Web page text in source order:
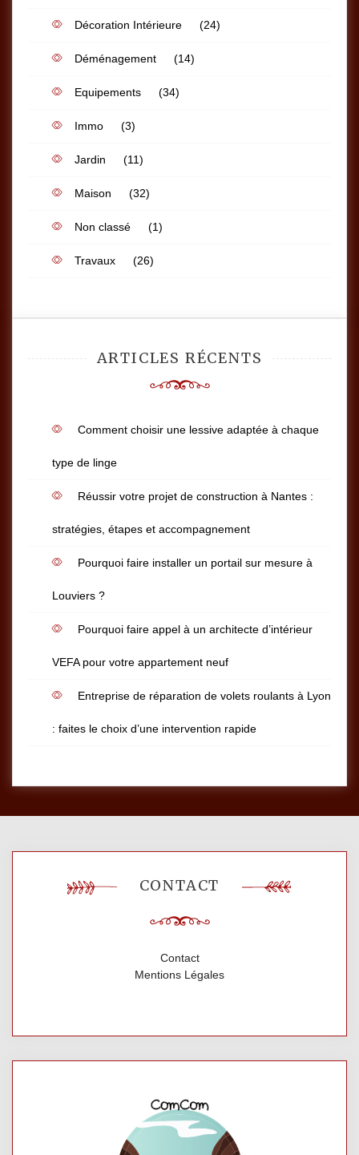
Décoration Intérieure (24)
Déménagement (14)
Equipements (34)
Immo (3)
Jardin (11)
Maison (32)
Non classé (1)
Travaux (26)
ARTICLES RÉCENTS
Comment choisir une lessive adaptée à chaque
type de linge
Réussir votre projet de construction à Nantes :
stratégies, étapes et accompagnement
Pourquoi faire installer un portail sur mesure à
Louviers ?
Pourquoi faire appel à un architecte d’intérieur
VEFA pour votre appartement neuf
Entreprise de réparation de volets roulants à Lyon
: faites le choix d’une intervention rapide
CONTACT
Contact
Mentions Légales